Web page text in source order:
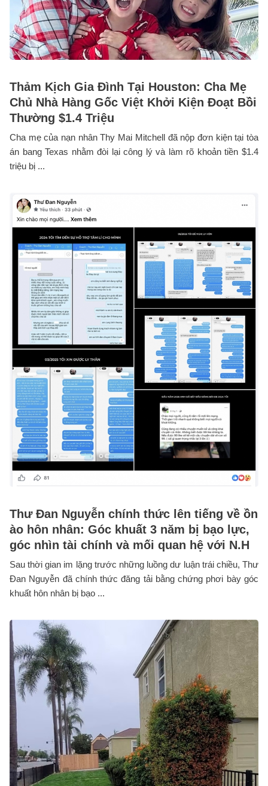
Thảm Kịch Gia Đình Tại Houston: Cha Mẹ
Chủ Nhà Hàng Gốc Việt Khởi Kiện Đoạt Bồi
Thường $1.4 Triệu
Cha mẹ của nạn nhân Thy Mai Mitchell đã nộp đơn kiện tại tòa
án bang Texas nhằm đòi lại công lý và làm rõ khoản tiền $1.4
triệu bị ...
Thư Đan Nguyễn chính thức lên tiếng về ồn
ào hôn nhân: Góc khuất 3 năm bị bạo lực,
góc nhìn tài chính và mối quan hệ với N.H
Sau thời gian im lặng trước những luồng dư luận trái chiều, Thư
Đan Nguyễn đã chính thức đăng tải bằng chứng phơi bày góc
khuất hôn nhân bị bạo ...